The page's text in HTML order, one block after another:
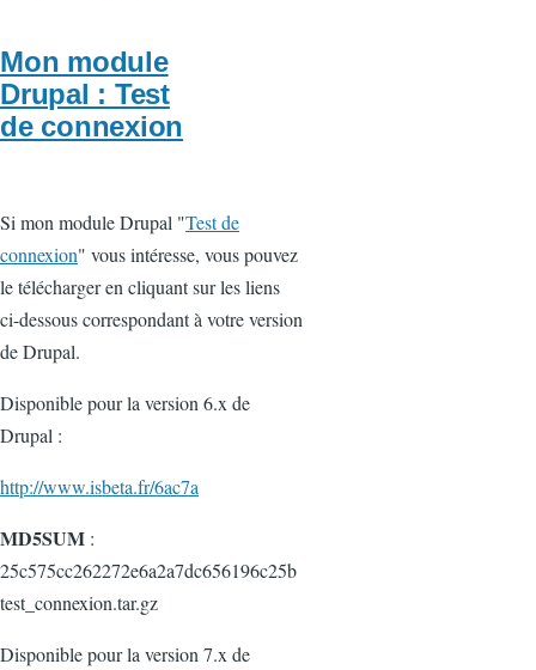
Mon module
Drupal : Test
de connexion
Si mon module Drupal "Test de
connexion" vous intéresse, vous pouvez
le télécharger en cliquant sur les liens
ci-dessous correspondant à votre version
de Drupal.
Disponible pour la version 6.x de
Drupal :
http://www.isbeta.fr/6ac7a
MD5SUM :
25c575cc262272e6a2a7dc656196c25b
test_connexion.tar.gz
Disponible pour la version 7.x de